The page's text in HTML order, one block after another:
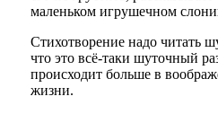
маленьком игрушечном
Стихотворение надо читать
что это всё-таки шуточный
происходит больше в
жизни.